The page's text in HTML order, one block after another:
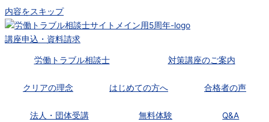
内容をスキップ
講座申込・資料請求
労働トラブル相談士 対策講座のご案内
クリアの理念 はじめての方へ 合格者の声
法人・団体受講 無料体験 Q&A